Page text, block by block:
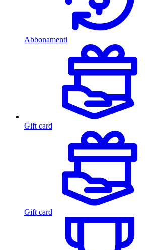
Abbonamenti
Gift card
Gift card